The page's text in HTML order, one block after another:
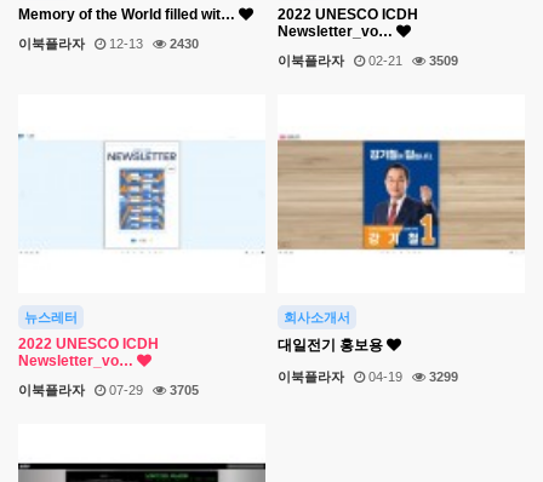
Memory of the World filled wit…
이북플라자 12-13 2430
2022 UNESCO ICDH
Newsletter_vo…
이북플라자 02-21 3509
뉴스레터
2022 UNESCO ICDH
Newsletter_vo…
이북플라자 07-29 3705
회사소개서
대일전기 홍보용
이북플라자 04-19 3299